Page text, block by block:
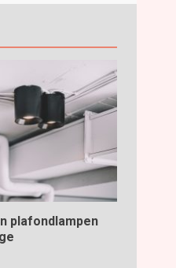
plafondlampen